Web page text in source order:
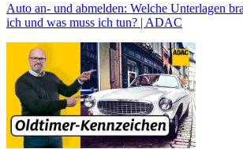
Auto an- und abmelden: Welche Unterlagen
ich und was muss ich tun? | ADAC